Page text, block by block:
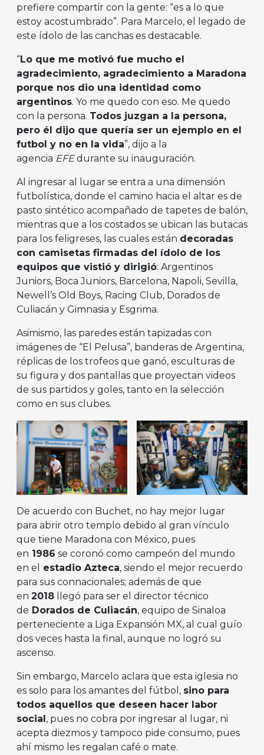
prefiere compartir con la gente: “es a lo que
estoy acostumbrado”. Para Marcelo, el legado de
este ídolo de las canchas es destacable.
“Lo que me motivó fue mucho el
agradecimiento, agradecimiento a Maradona
porque nos dio una identidad como
argentinos. Yo me quedo con eso. Me quedo
con la persona. Todos juzgan a la persona,
pero él dijo que quería ser un ejemplo en el
futbol y no en la vida”, dijo a la
agencia EFEdurante su inauguración.
Al ingresar al lugar se entra a una dimensión
futbolística, donde el camino hacia el altar es de
pasto sintético acompañado de tapetes de balón,
mientras que a los costados se ubican las butacas
para los feligreses, las cuales están decoradas
con camisetas firmadas del ídolo de los
equipos que vistió y dirigió: Argentinos
Juniors, Boca Juniors, Barcelona, Napoli, Sevilla,
Newell’s Old Boys, Racing Club, Dorados de
Culiacán y Gimnasia y Esgrima.
Asimismo, las paredes están tapizadas con
imágenes de “El Pelusa”, banderas de Argentina,
réplicas de los trofeos que ganó, esculturas de
su figura y dos pantallas que proyectan videos
de sus partidos y goles, tanto en la selección
como en sus clubes.
De acuerdo con Buchet, no hay mejor lugar
para abrir otro templo debido al gran vínculo
que tiene Maradona con México, pues
en 1986 se coronó como campeón del mundo
en el
estadio Azteca, siendo el mejor recuerdo
para sus connacionales; además de que
en 2018 llegó para ser el director técnico
de Dorados de Culiacán, equipo de Sinaloa
perteneciente a Liga Expansión MX, al cual guío
dos veces hasta la final, aunque no logró su
ascenso.
Sin embargo, Marcelo aclara que esta iglesia no
es solo para los amantes del fútbol, sino para
todos aquellos que deseen hacer labor
social, pues no cobra por ingresar al lugar, ni
acepta diezmos y tampoco pide consumo, pues
ahí mismo les regalan café o mate.